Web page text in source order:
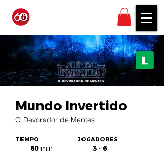
Mundo Invertido
O Devorador de Mentes
TEMPO
60min
JOGADORES
3 - 6